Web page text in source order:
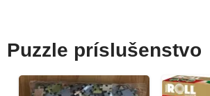
Puzzle príslušenstvo